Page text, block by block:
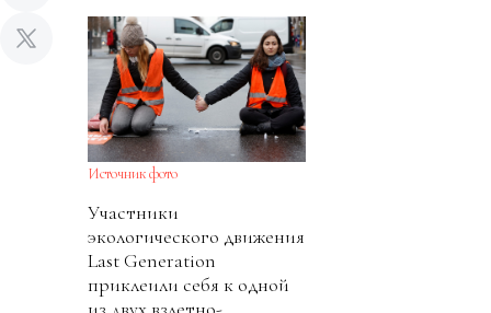
Источник фото
Участники
экологического движения
Last Generation
приклеили себя к одной